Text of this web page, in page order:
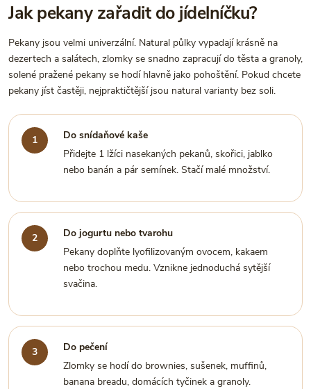
Jak pekany zařadit do jídelníčku?
Pekany jsou velmi univerzální. Natural půlky vypadají krásně na
dezertech a salátech, zlomky se snadno zapracují do těsta a granoly,
solené pražené pekany se hodí hlavně jako pohoštění. Pokud chcete
pekany jíst častěji, nejpraktičtější jsou natural varianty bez soli.
Do snídaňové kaše
Přidejte 1 lžíci nasekaných pekanů, skořici, jablko
nebo banán a pár semínek. Stačí malé množství.
Do jogurtu nebo tvarohu
Pekany doplňte lyofilizovaným ovocem, kakaem
nebo trochou medu. Vznikne jednoduchá sytější
svačina.
Do pečení
Zlomky se hodí do brownies, sušenek, muffinů,
banana breadu, domácích tyčinek a granoly.